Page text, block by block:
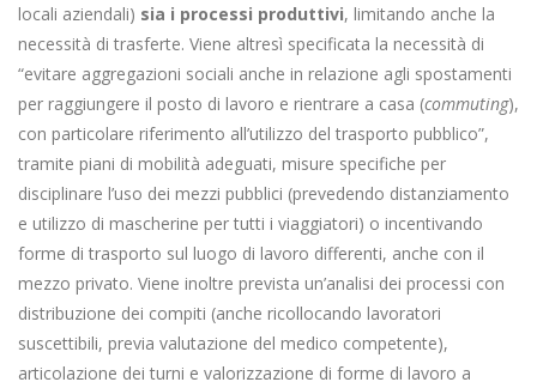
locali aziendali) sia i processi produttivi, limitando anche la
necessità di trasferte. Viene altresì specificata la necessità di
“evitare aggregazioni sociali anche in relazione agli spostamenti
per raggiungere il posto di lavoro e rientrare a casa (commuting),
con particolare riferimento all’utilizzo del trasporto pubblico”,
tramite piani di mobilità adeguati, misure specifiche per
disciplinare l’uso dei mezzi pubblici (prevedendo distanziamento
e utilizzo di mascherine per tutti i viaggiatori) o incentivando
forme di trasporto sul luogo di lavoro differenti, anche con il
mezzo privato. Viene inoltre prevista un’analisi dei processi con
distribuzione dei compiti (anche ricollocando lavoratori
suscettibili, previa valutazione del medico competente),
articolazione dei turni e valorizzazione di forme di lavoro a